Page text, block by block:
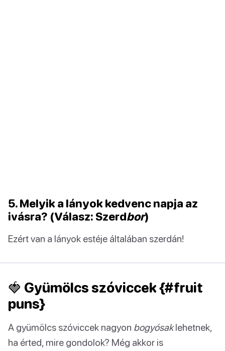
5. Melyik a lányok kedvenc napja az
ivásra? (Válasz: Szerdbor)
Ezért van a lányok estéje általában szerdán!
🍓 Gyümölcs szóviccek {#fruit
puns}
A gyümölcs szóviccek nagyon bogyósaklehetnek,
ha érted, mire gondolok? Még akkor is